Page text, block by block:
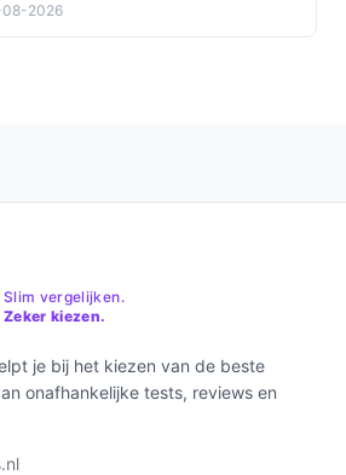
08-2026
Slim vergelijken.
Zeker kiezen.
je bij het kiezen van de beste
onafhankelijke tests, reviews en